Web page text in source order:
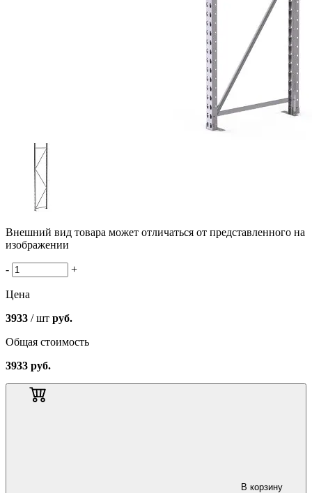
Внешний вид товара может отличаться от представленного на
изображении
- +
Цена
3933 / шт руб.
Общая стоимость
3933 руб.
В корзину